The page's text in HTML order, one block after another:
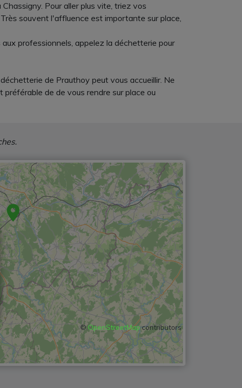
Pour aller plus vite, triez vos
souvent l'affluence est importante sur place,
professionnels, appelez la déchetterie pour
de Prauthoy peut vous accueillir. Ne
de de vous rendre sur place ou
©OpenStreetMapcontributors